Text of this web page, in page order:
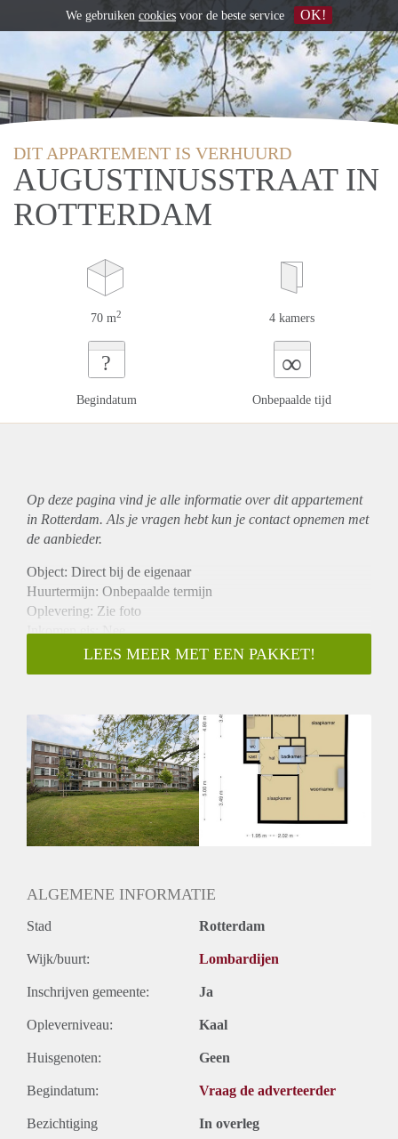
DIT APPARTEMENT IS VERHUURD
AUGUSTINUSSTRAAT IN
ROTTERDAM
70 m2 4 kamers
?
Begindatum
∞
Onbepaalde tijd
Op deze pagina vind je alle informatie over ditappartement
in Rotterdam. Als je vragen hebt kun je contact opnemen met
de aanbieder.
Object: Direct bij de eigenaar
Huurtermijn: Onbepaalde termijn
Oplevering: Zie foto
Inkomen eis: Nee
Garantiestelling mogelijk: Nee
Borg: 1 Maand
Huisdieren toegestaan: Afhankelijk van de Eigenaar
Huurtoeslag grens: Ja
Geschikt voor studenten: Afhankelijk van de Eigenaar
LEES MEER MET EEN PAKKET!
ALGEMENE INFORMATIE
Stad Rotterdam
Wijk/buurt: Lombardijen
Inschrijven gemeente: Ja
Opleverniveau: Kaal
Huisgenoten: Geen
Begindatum: Vraag de adverteerder
Bezichtiging In overleg
We gebruiken cookies voor de beste service OK!